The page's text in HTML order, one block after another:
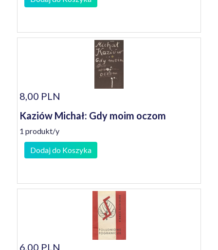
8,00 PLN
Kaziów Michał: Gdy moim oczom
1 produkt/y
Dodaj do Koszyka
6,00 PLN